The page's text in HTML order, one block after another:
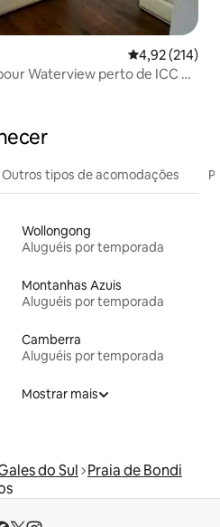
4,92 de uma
4,92 (214)
Waterview perto de ICC e
Outros tipos de acomodações
Wollongong
Aluguéis por temporada
Montanhas Azuis
Aluguéis por temporada
Camberra
Aluguéis por temporada
Mostrar mais
do Sul Praia de Bondi